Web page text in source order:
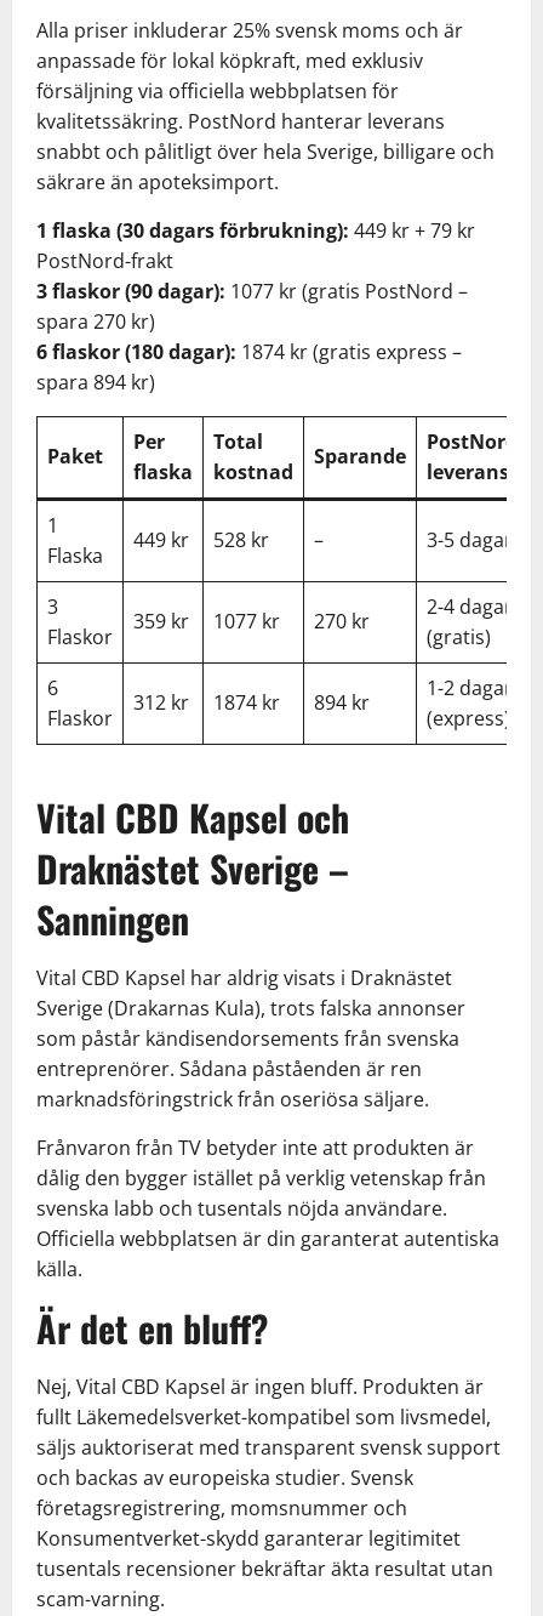
Alla priser inkluderar 25% svensk moms och är
anpassade för lokal köpkraft, med exklusiv
försäljning via officiella webbplatsen för
kvalitetssäkring. PostNord hanterar leverans
snabbt och pålitligt över hela Sverige, billigare och
säkrare än apoteksimport.
1 flaska (30 dagars förbrukning): 449 kr + 79 kr
PostNord-frakt
3 flaskor (90 dagar): 1077 kr (gratis PostNord –
spara 270 kr)
6 flaskor (180 dagar): 1874 kr (gratis express –
spara 894 kr)
Paket
Per
flaska
Total
kostnad
Sparande
PostNord-
leverans
1
Flaska
449 kr 528 kr – 3-5 dagar
3
Flaskor
359 kr 1077 kr 270 kr
2-4 dagar
(gratis)
6
Flaskor
312 kr 1874 kr 894 kr
1-2 dagar
(express)
Vital CBD Kapsel och
Draknästet Sverige –
Sanningen
Vital CBD Kapsel har aldrig visats i Draknästet
Sverige (Drakarnas Kula), trots falska annonser
som påstår kändisendorsements från svenska
entreprenörer. Sådana påståenden är ren
marknadsföringstrick från oseriösa säljare.
Frånvaron från TV betyder inte att produkten är
dålig den bygger istället på verklig vetenskap från
svenska labb och tusentals nöjda användare.
Officiella webbplatsen är din garanterat autentiska
källa.
Är det en bluff?
Nej, Vital CBD Kapsel är ingen bluff. Produkten är
fullt Läkemedelsverket-kompatibel som livsmedel,
säljs auktoriserat med transparent svensk support
och backas av europeiska studier. Svensk
företagsregistrering, momsnummer och
Konsumentverket-skydd garanterar legitimitet
tusentals recensioner bekräftar äkta resultat utan
scam-varning.